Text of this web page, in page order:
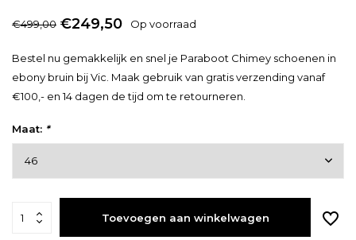
€499,00 €249,50 Op voorraad
Bestel nu gemakkelijk en snel je Paraboot Chimey schoenen in
ebony bruin bij Vic. Maak gebruik van gratis verzending vanaf
€100,- en 14 dagen de tijd om te retourneren.
Maat: *
Toevoegen aan winkelwagen